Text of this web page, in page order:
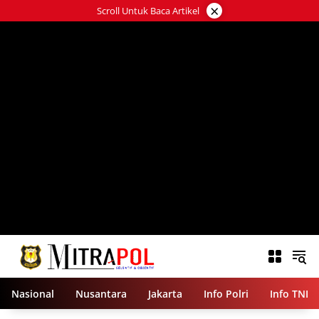
ke
Scroll Untuk Baca Artikel ×
Nasional Nusantara Jakarta Info Polri Info TNI